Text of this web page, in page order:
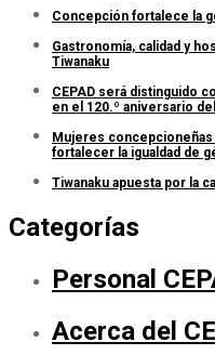
Concepción fortalece la
Gastronomía, calidad y
Tiwanaku
CEPAD será distinguido
en el 120.º aniversario
Mujeres concepcioneñas
fortalecer la igualdad de
Tiwanaku apuesta por la
Categorías
Personal
Acerca del